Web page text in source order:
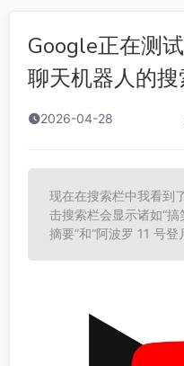
Google正在测
聊天机器人的
2026-04-28
现在在搜索栏中我看到
击搜索栏会显示诸如“搞
摘要”和“阿波罗 11 号登